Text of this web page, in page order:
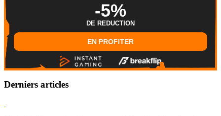
-5%
DE REDUCTION
EN PROFITER
Derniers articles